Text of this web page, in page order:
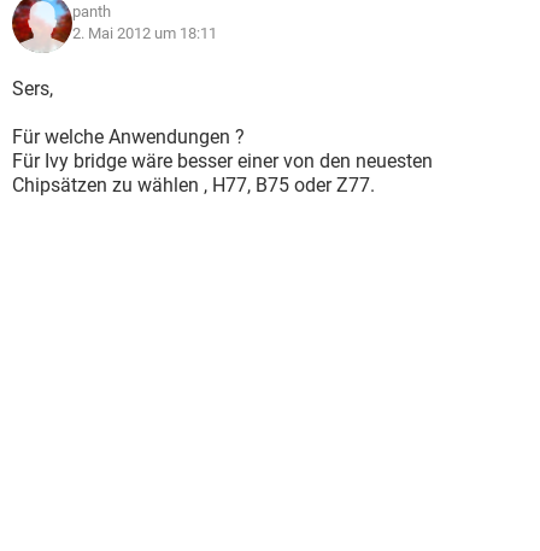
panth
2. Mai 2012 um 18:11
Sers,
Für welche Anwendungen ?
Für Ivy bridge wäre besser einer von den neuesten
Chipsätzen zu wählen , H77, B75 oder Z77.